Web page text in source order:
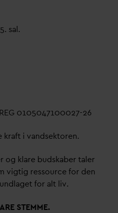
sal.
0105047100027-26
kraft i vandsektoren.
og klare budskaber taler
vigtig ressource for den
for alt liv.
STEMME.